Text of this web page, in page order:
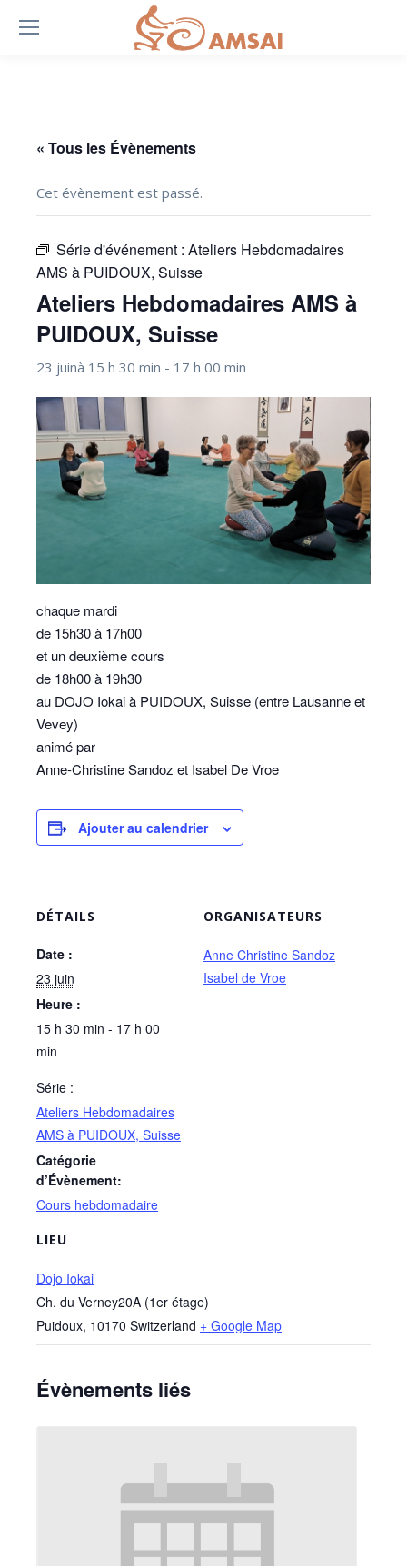
« Tous les Évènements
Cet évènement est passé.
Série d'événement : Ateliers Hebdomadaires
AMS à PUIDOUX, Suisse
Ateliers Hebdomadaires AMS à
PUIDOUX, Suisse
23 juinà 15 h 30 min - 17 h 00 min
chaque mardi
de 15h30 à 17h00
et un deuxième cours
de 18h00 à 19h30
au DOJO Iokai à PUIDOUX, Suisse (entre Lausanne et
Vevey)
animé par
Anne-Christine Sandoz et Isabel De Vroe
Ajouter au calendrier
DÉTAILS
Date :
23 juin
Heure :
15 h 30 min - 17 h 00
min
Série :
Ateliers Hebdomadaires
AMS à PUIDOUX, Suisse
Catégorie
d’Évènement:
Cours hebdomadaire
LIEU
Dojo Iokai
Ch. du Verney20A (1er étage)
Puidoux, 10170 Switzerland + Google Map
ORGANISATEURS
Anne Christine Sandoz
Isabel de Vroe
Évènements liés